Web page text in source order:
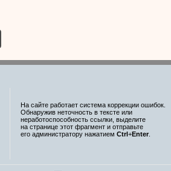
На сайте работает система коррекции ошибок.
Обнаружив неточность в тексте или
неработоспособность ссылки, выделите
на странице этот фрагмент и отправьте
его администратору нажатием Ctrl+Enter